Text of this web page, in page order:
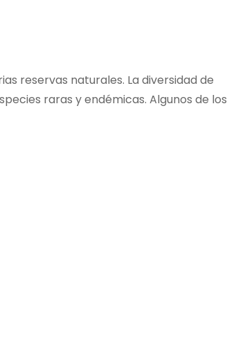
reservas naturales. La diversidad de
raras y endémicas. Algunos de los